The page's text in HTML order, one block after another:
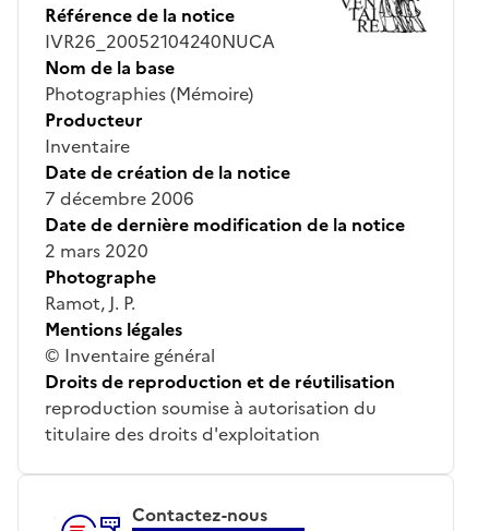
Référence de la notice
IVR26_20052104240NUCA
Nom de la base
Photographies (Mémoire)
Producteur
Inventaire
Date de création de la notice
7 décembre 2006
Date de dernière modification de la notice
2 mars 2020
Photographe
Ramot, J. P.
Mentions légales
© Inventaire général
Droits de reproduction et de réutilisation
reproduction soumise à autorisation du
titulaire des droits d'exploitation
Contactez-nous